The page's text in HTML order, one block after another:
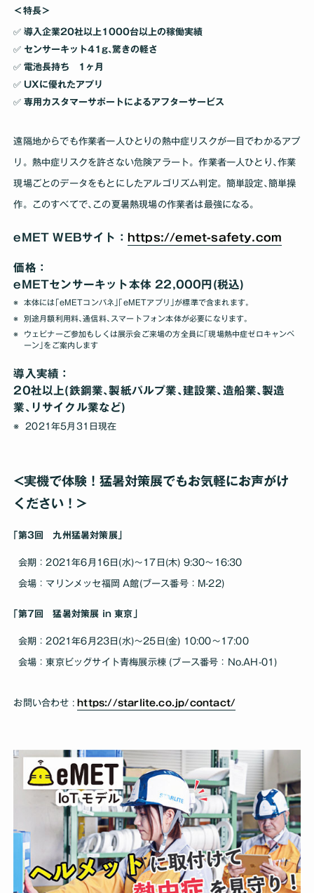
＜特長＞
✅ 導入企業20社以上1000台以上の稼働実績
✅ センサーキット41g､驚きの軽さ
✅ 電池長持ち 1ヶ月
✅ UXに優れたアプリ
✅ 専用カスタマーサポートによるアフターサービス
遠隔地からでも作業者一人ひとりの熱中症リスクが一目でわかるアプ
リ。熱中症リスクを許さない危険アラート。作業者一人ひとり､作業
現場ごとのデータをもとにしたアルゴリズム判定。簡単設定､簡単操
作。このすべてで､この夏暑熱現場の作業者は最強になる｡
eMET WEBサイト： https://emet-safety.com
価格：
eMETセンサーキット本体 22,000円(税込)
本体には｢eMETコンパネ｣｢eMETアプリ｣が標準で含まれます｡
別途月額利用料､通信料､スマートフォン本体が必要になります｡
ウェビナーご参加もしくは展示会ご来場の方全員に｢現場熱中症ゼロキャンペ
ーン｣をご案内します
導入実績：
20社以上(鉄鋼業､製紙パルプ業､建設業､造船業､製造
業､リサイクル業など)
2021年5月31日現在
<実機で体験！猛暑対策展でもお気軽にお声がけ
ください！>
｢第3回 九州猛暑対策展｣
会期：2021年6月16日(水)～17日(木) 9:30～16:30
会場：マリンメッセ福岡 A館(ブース番号：M-22)
｢第7回 猛暑対策展 in 東京｣
会期：2021年6月23日(水)～25日(金) 10:00～17:00
会場：東京ビッグサイト青梅展示棟 (ブース番号：No.AH-01)
お問い合わせ : https://starlite.co.jp/contact/